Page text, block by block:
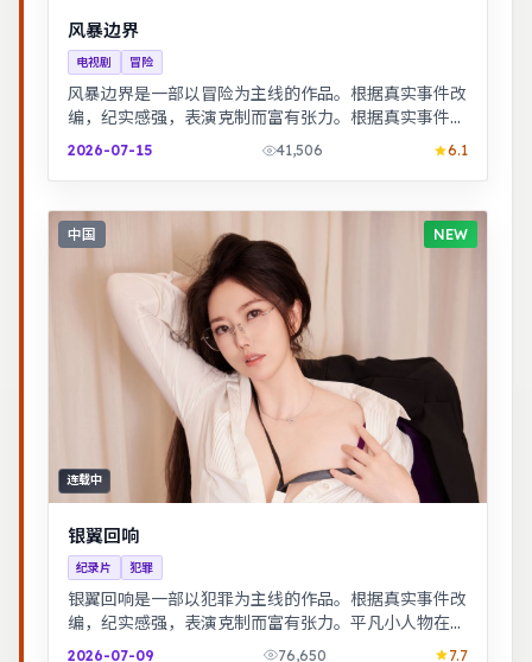
风暴边界
电视剧 冒险
风暴边界是一部以冒险为主线的作品。根据真实事件改
编，纪实感强，表演克制而富有张力。根据真实事件改
编，纪实感强，表演克制而富有张力。
2026-07-15 41,506 6.1
中国 NEW
连载中
银翼回响
纪录片 犯罪
银翼回响是一部以犯罪为主线的作品。根据真实事件改
编，纪实感强，表演克制而富有张力。平凡小人物在时
代浪潮里做出艰难抉择，最终与自我和解。
2026-07-09 76,650 7.7